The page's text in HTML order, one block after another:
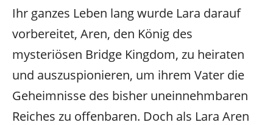
Ihr ganzes Leben lang wurde Lara darauf
vorbereitet, Aren, den König des
mysteriösen Bridge Kingdom, zu heiraten
und auszuspionieren, um ihrem Vater die
Geheimnisse des bisher uneinnehmbaren
Reiches zu offenbaren. Doch als Lara Aren